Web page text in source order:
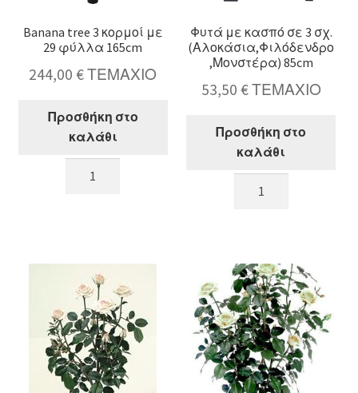
Banana tree 3 κορμοί με
29 φύλλα 165cm
244,00 €ΤΕΜΑΧΙΟ
Προσθήκη στο
καλάθι
29
φύλλα
165cm
ποσότητα
Φυτά με κασπό σε 3 σχ.
(Αλοκάσια,Φιλόδενδρο
,Μονστέρα) 85cm
53,50 €ΤΕΜΑΧΙΟ
Προσθήκη στο
καλάθι
3
σχ.
85cm
ποσότητα